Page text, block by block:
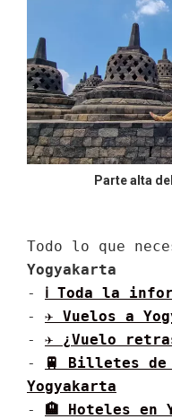
Parte alta
Yogyakarta
- ℹ Toda la
- ✈ Vuelos a
- ✈️ ¿Vuelo
-
Yogyakarta
- 🏨 Hoteles en